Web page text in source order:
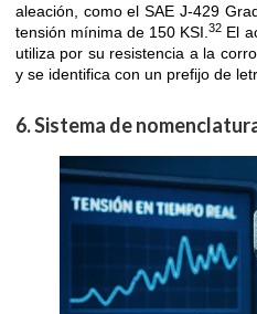
aleación, como el SAE J-429
tensión mínima de 150 KSI.32 El
utiliza por su resistencia a la
y se identifica con un prefijo de
6. Sistema de